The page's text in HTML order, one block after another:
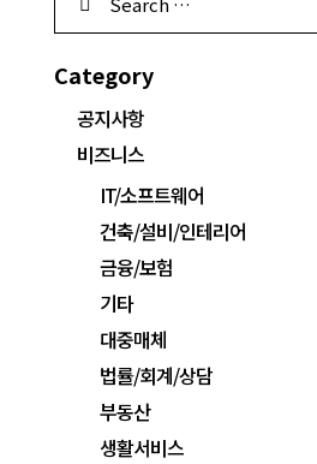
Category
공지사항
비즈니스
IT/소프트웨어
건축/설비/인테리어
금융/보험
기타
대중매체
법률/회계/상담
부동산
생활서비스